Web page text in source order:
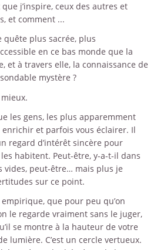
que j’inspire, ceux des autres et
et comment ...
quête plus sacrée, plus
en ce bas monde que la
et à travers elle, la connaissance de
mystère ?
les gens, les plus apparemment
et parfois vous éclairer. Il
regard d’intérêt sincère pour
habitent. Peut-être, y-a-t-il dans
vides, peut-être… mais plus je
sur ce point.
que pour peu qu’on
le regarde vraiment sans le juger,
se montre à la hauteur de votre
lumière. C’est un cercle vertueux.